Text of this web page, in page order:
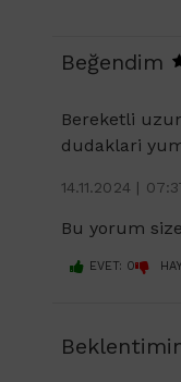
Beğendim
Bereketli
dudaklari
14.11.2024 |
Bu yorum
EVET: 0